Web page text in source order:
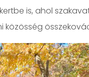
is, ahol
közösség